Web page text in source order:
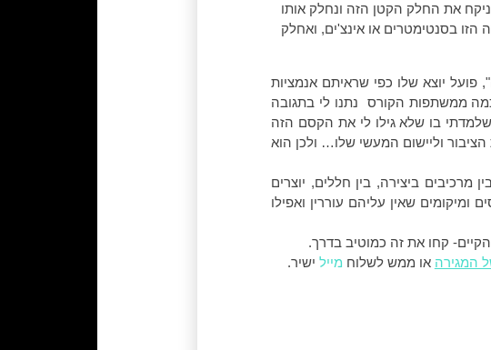
את החלק הקטן הזה ונחלק אותו
בסנטימטרים או אינצ'ים, ואחלק
פועל יוצא שלו כפי שראיתם אנמציות
ממשתפות הקורס נתנו לי בתגובה
בו שלא גילו לי את הקסם הזה
וליישום המעשי שלו… ולכן הוא
ביצירה, בין חללים, יוצרים
ומיקומים שאין עליהם עוררין ואפילו
קחו את זה כמוטיב בדרך.
המגירה או ממש לשלוח מייל ישיר.